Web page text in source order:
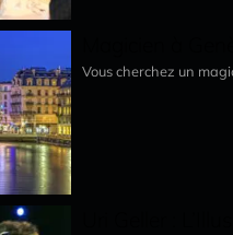
Vous cherchez un